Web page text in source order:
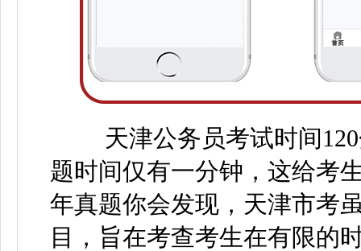
天津公务员考试时间
题时间仅有一分钟，这给考
年真题你会发现，天津市考
目，旨在考查考生在有限的